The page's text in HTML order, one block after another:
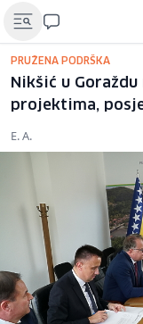
PRUŽENA PODRŠKA
Nikšić u
projektima,
E. A.